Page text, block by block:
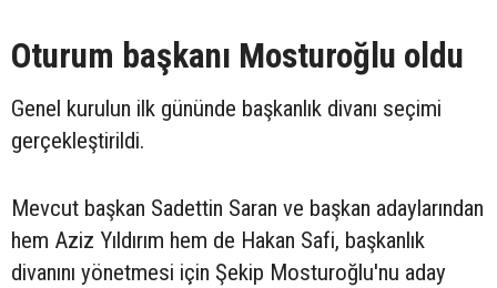
Oturum başkanı Mosturoğlu oldu
Genel kurulun ilk gününde başkanlık divanı seçimi
gerçekleştirildi.
Mevcut başkan Sadettin Saran ve başkan adaylarından
hem Aziz Yıldırım hem de Hakan Safi, başkanlık
divanını yönetmesi için Şekip Mosturoğlu'nu aday